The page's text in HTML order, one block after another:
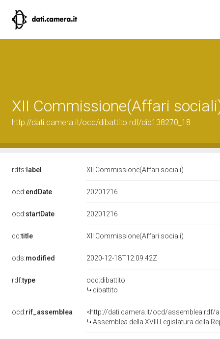
XII Commissione(Affari
http://dati.camera.it/ocd/dibattito.rdf/dib138270_18
rdfs: label XII Commissione(Affari sociali)
ocd:endDate 20201216
ocd:startDate 20201216
dc:title XII Commissione(Affari sociali)
ods:modified 2020-12-18T12:09:42Z
rdf:type
ocd:dibattito
dibattito
ocd:rif_assemblea
<http://dati.camera.it/ocd/assemblea.rdf/
Assemblea della XVIII Legislatura della